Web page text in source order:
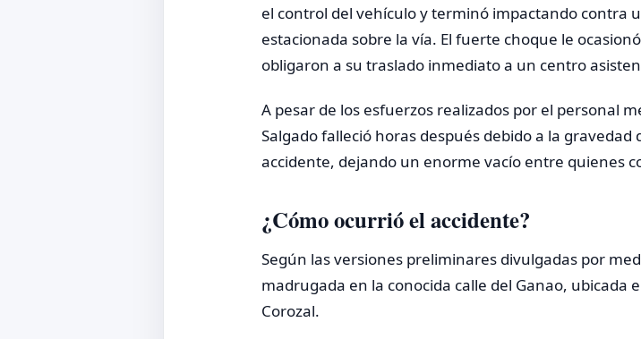
el control del vehículo y terminó impactando contra
estacionada sobre la vía. El fuerte choque le
obligaron a su traslado inmediato a un centro
A pesar de los esfuerzos realizados por el personal
Salgado falleció horas después debido a la
accidente, dejando un enorme vacío entre quienes
¿Cómo ocurrió el accidente?
Según las versiones preliminares divulgadas por
madrugada en la conocida calle del Ganao, ubicada
Corozal.